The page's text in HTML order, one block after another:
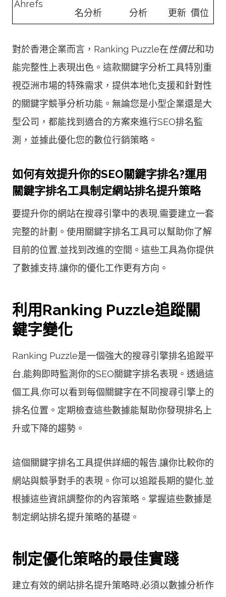
Ahrefs
名分析
分析 更新 價位
對於香港企業而言，Ranking Puzzle在性價比和功
能完整性上表現出色。這款關鍵字分析工具特別重
視亞洲市場的特殊需求，提供本地化支援和針對性
的關鍵字競爭分析功能。無論您是小型企業還是大
型公司，都能找到適合的方案來進行SEO排名監
測，並據此優化您的數位行銷策略。
如何有效提升你的SEO關鍵字排名?運用
關鍵字排名工具制定網站排名提升策略
要提升你的網站在搜尋引擎中的表現,需要建立一套
完整的計劃。使用關鍵字排名工具可以幫助你了解
目前的位置,並找到改進的空間。這些工具為你提供
了數據支持,讓你的優化工作更有方向。
利用Ranking Puzzle追蹤關
鍵字變化
Ranking Puzzle是一個強大的搜尋引擎排名追蹤平
台,能夠即時監測你的SEO關鍵字排名表現。透過這
個工具,你可以看到每個關鍵字在不同搜尋引擎上的
排名位置。定期檢查這些數據能幫助你發現排名上
升或下降的趨勢。
這個關鍵字排名工具提供詳細的報告,讓你比較你的
網站與競爭對手的表現。你可以追蹤長期的變化,並
根據這些資訊調整你的內容策略。掌握這些數據是
制定網站排名提升策略的基礎。
制定優化策略的最佳實踐
建立有效的網站排名提升策略時,必須以數據分析作